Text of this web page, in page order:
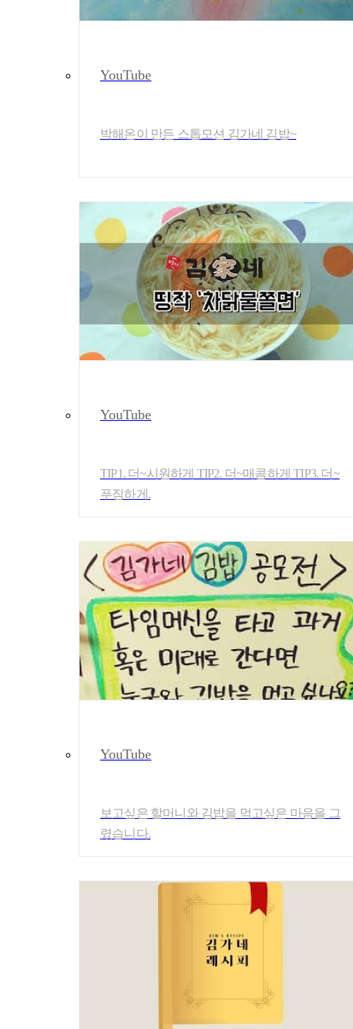
YouTube
박해온이 만든 스톱모션 김가네 김밥~
YouTube
TIP1. 더~시원하게 TIP2. 더~매콤하게 TIP3. 더~
푸짐하게.
YouTube
보고싶은 할머니와 김밥을 먹고싶은 마음을 그
렸습니다.